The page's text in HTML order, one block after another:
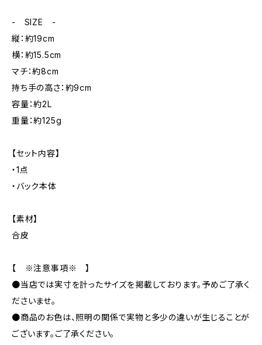
- SIZE -
縦：約19cm
横：約15.5cm
マチ：約8cm
持ち手の高さ：約9cm
容量：約2L
重量：約125g
【セット内容】
・1点
・バック本体
【素材】
合皮
【 ※注意事項※ 】
●当店では実寸を計ったサイズを掲載しております。予めご了承く
ださいませ。
●商品のお色は、照明の関係で実物と多少の違いが生じることが
ございます。ご了承ください。